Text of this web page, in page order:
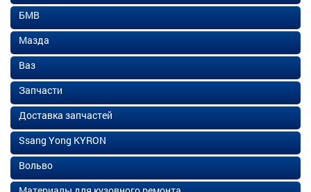
БМВ
Мазда
Ваз
Запчасти
Доставка запчастей
Ssang Yong KYRON
Вольво